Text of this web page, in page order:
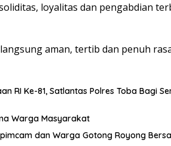
loyalitas dan pengabdian
aman, tertib dan penuh
RI Ke-81, Satlantas Polres Toba Bagi
Warga Masyarakat
dan Warga Gotong Royong